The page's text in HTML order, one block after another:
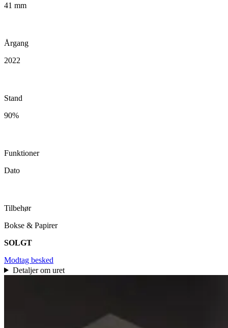
41 mm
Årgang
2022
Stand
90%
Funktioner
Dato
Tilbehør
Bokse & Papirer
SOLGT
Modtag besked
Detaljer om uret